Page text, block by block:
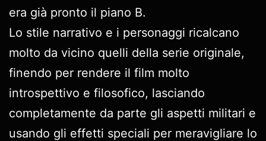
era già pronto il piano B.
Lo stile narrativo e i personaggi ricalcano
molto da vicino quelli della serie originale,
finendo per rendere il film molto
introspettivo e filosofico, lasciando
completamente da parte gli aspetti militari e
usando gli effetti speciali per meravigliare lo